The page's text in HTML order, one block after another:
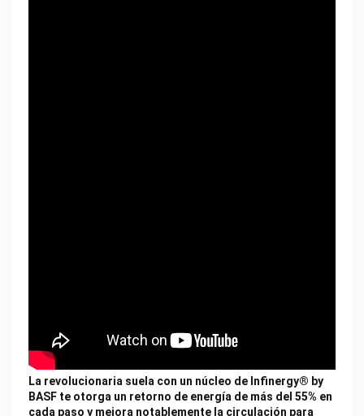
La revolucionaria suela con un núcleo de Infinergy® by
BASF te otorga un retorno de energía de más del 55% en
cada paso y mejora notablemente la circulación para